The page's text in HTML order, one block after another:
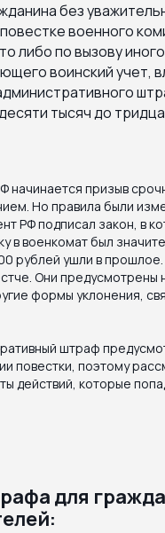
без
военного
либо по вызову
воинский учет,
тысяч до
начинается призыв
Но правила были
РФ подписал закон, в
в военкомат был
рублей ушли в
Они предусмотрены
формы уклонения,
штраф
повестки, поэтому
действий, которые
для